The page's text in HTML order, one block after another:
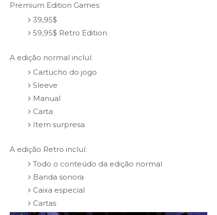
Premium Edition Games
39,95$
59,95$ Retro Edition
A edição normal incluí:
Cartucho do jogo
Sleeve
Manual
Carta
Item surpresa
A edição Retro incluí:
Todo o conteúdo da edição normal
Banda sonora
Caixa especial
Cartas